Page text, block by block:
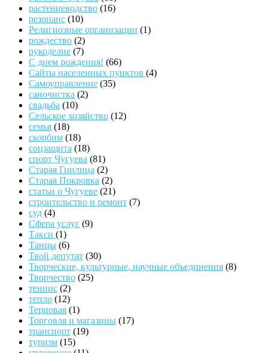
растениеводство (16)
резонанс (10)
Религиозные организации (1)
рождество (2)
рукоделие (7)
С днем рождения! (66)
Сайты населенных пунктов (4)
Самоуправление (35)
саночистка (2)
свадьба (10)
Сельское хозяйство (12)
семья (18)
скорбим (18)
соцзащита (18)
спорт Чугуева (81)
Старая Гнилица (2)
Старая Покровка (2)
статьи о Чугуеве (21)
строительство и ремонт (7)
суд (4)
Сфера услуг (9)
Такси (1)
Танцы (6)
Твой депутат (30)
Творческие, культурные, научные объединения (8)
Творчество (25)
теннис (2)
тепло (12)
Терновая (1)
Торговля и магазины (17)
транспорт (19)
туризм (15)